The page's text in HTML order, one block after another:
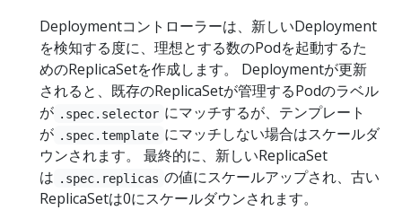
Deploymentコントローラーは、新しいDeployment
を検知する度に、理想とする数のPodを起動するた
めのReplicaSetを作成します。 Deploymentが更新
されると、既存のReplicaSetが管理するPodのラベル
が .spec.selector にマッチするが、テンプレート
が .spec.template にマッチしない場合はスケールダ
ウンされます。 最終的に、新しいReplicaSet
は .spec.replicas の値にスケールアップされ、古い
ReplicaSetは0にスケールダウンされます。